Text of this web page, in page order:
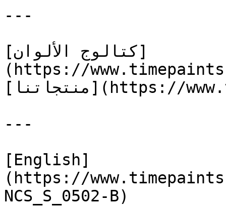
---
[كتالوج الألوان]
(https://
[منتجاتنا](https://www.timepaints.com/ar/products)
---
[English]
(https://
NCS_S_0502-B)